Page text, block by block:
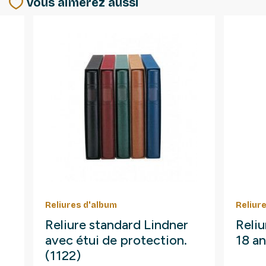
Reliures d'album
Reliure standard Lindner
avec étui de protection.
(1122)
18